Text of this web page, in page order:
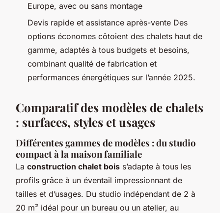
Europe, avec ou sans montage
Devis rapide et assistance après-vente Des
options économes côtoient des chalets haut de
gamme, adaptés à tous budgets et besoins,
combinant qualité de fabrication et
performances énergétiques sur l’année 2025.
Comparatif des modèles de chalets
: surfaces, styles et usages
Différentes gammes de modèles : du studio
compact à la maison familiale
La construction chalet bois s’adapte à tous les
profils grâce à un éventail impressionnant de
tailles et d’usages. Du studio indépendant de 2 à
20 m² idéal pour un bureau ou un atelier, au